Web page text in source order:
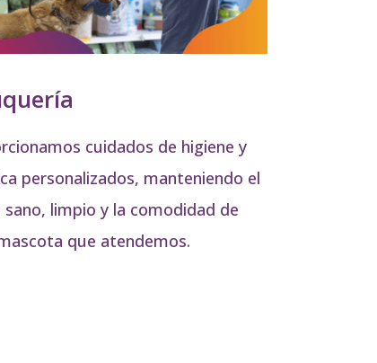
cuidados de higiene y
personalizados, manteniendo el
sano, limpio y la comodidad de
que atendemos.